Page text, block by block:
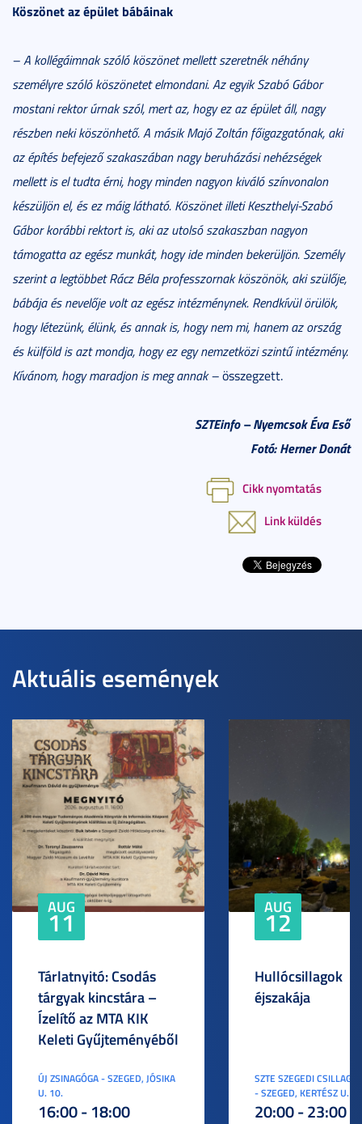
Köszönet az épület bábáinak
– A kollégáimnak szóló köszönet mellett szeretnék néhány
személyre szóló köszönetet elmondani. Az egyik Szabó Gábor
mostani rektor úrnak szól, mert az, hogy ez az épület áll, nagy
részben neki köszönhető. A másik Majó Zoltán főigazgatónak, aki
az építés befejező szakaszában nagy beruházási nehézségek
mellett is el tudta érni, hogy minden nagyon kiváló színvonalon
készüljön el, és ez máig látható. Köszönet illeti Keszthelyi-Szabó
Gábor korábbi rektort is, aki az utolsó szakaszban nagyon
támogatta az egész munkát, hogy ide minden bekerüljön. Személy
szerint a legtöbbet Rácz Béla professzornak köszönök, aki szülője,
bábája és nevelője volt az egész intézménynek. Rendkívül örülök,
hogy létezünk, élünk, és annak is, hogy nem mi, hanem az ország
és külföld is azt mondja, hogy ez egy nemzetközi szintű intézmény.
Kívánom, hogy maradjon is meg annak –összegzett.
SZTEinfo – Nyemcsok Éva Eső
Fotó: Herner Donát
Cikk nyomtatás
Link küldés
Aktuális események
AUG
11
Tárlatnyitó: Csodás
tárgyak kincstára –
Ízelítő az MTA KIK
Keleti Gyűjteményéből
ÚJ ZSINAGÓGA - SZEGED, JÓSIKA
U. 10.
16:00 - 18:00
AUG
12
Hullócsillagok
éjszakája
SZTE SZEGEDI
- SZEGED, KERTÉSZ U. 3.
20:00 - 23:00